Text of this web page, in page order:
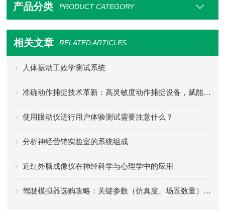
产品分类 PRODUCT CATEGORY
相关文章 RELATED ARTICLES
人体振动工效学测试系统
准确动作捕捉技术革新：高灵敏度动作捕捉设备，赋能影视游戏创作新高度
使用眼动仪进行用户体验测试需要注意什么？
分析神经营销实验室的系统组成
近红外脑成像仪在神经科学与心理学中的应用
驾驶模拟器选购攻略：关键参数（仿真度、场景数量）+ 适配场景